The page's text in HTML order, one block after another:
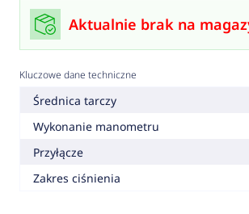
Aktualnie brak na
Kluczowe dane techniczne
Średnica tarczy
Wykonanie manometru
Przyłącze
Zakres ciśnienia